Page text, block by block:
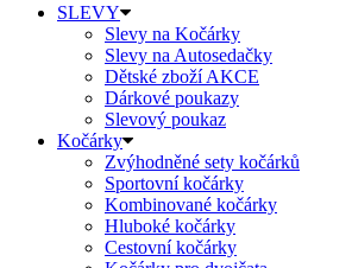
SLEVY
Slevy na Kočárky
Slevy na Autosedačky
Dětské zboží AKCE
Dárkové poukazy
Slevový poukaz
Kočárky
Zvýhodněné sety kočárků
Sportovní kočárky
Kombinované kočárky
Hluboké kočárky
Cestovní kočárky